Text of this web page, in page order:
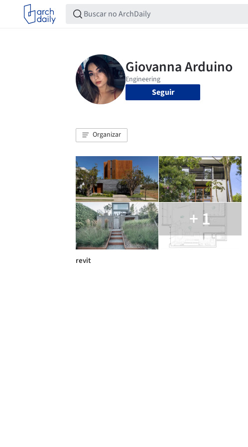
Seguir
Organizar
+ 1
revit